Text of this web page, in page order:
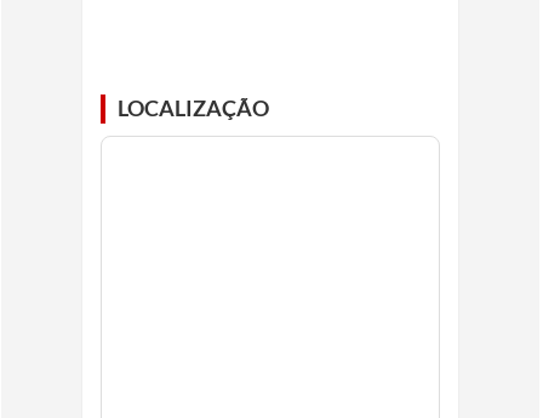
LOCALIZAÇÃO